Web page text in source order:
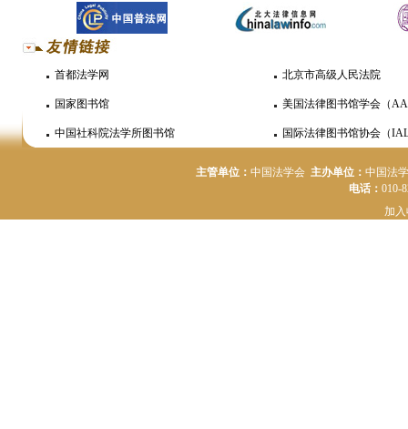
首都法学网 北京市高级人民法院
国家图书馆 美国法律图书馆学会（
中国社科院法学所图书馆 国际法律图书馆协会（
主管单位： 中国法学会 主办单位： 中国法
电话： 010-
加